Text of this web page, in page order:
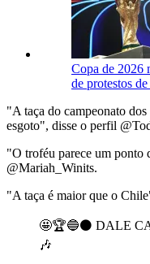
Copa de 2026
de protestos
"A taça do campeonato
esgoto", disse o perfil
"O troféu parece um ponto
@Mariah_Winits.
"A taça é maior que o
🤩🏆🔵⚫ DALE
🎶